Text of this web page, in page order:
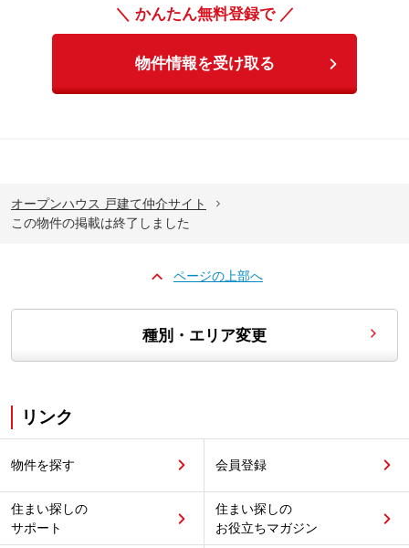
＼ かんたん無料登録で ／
物件情報を受け取る
オープンハウス 戸建て仲介サイト
この物件の掲載は終了しました
ページの上部へ
種別・エリア変更
リンク
物件を探す 会員登録
住まい探しの
サポート
住まい探しの
お役立ちマガジン